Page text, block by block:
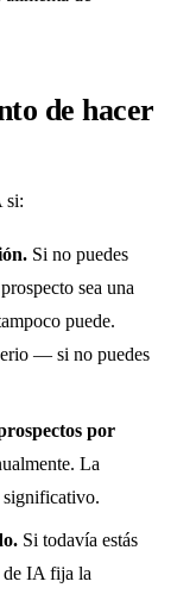
de hacer
si:
Si no puedes
sea una
puede.
— si no puedes
por
La
significativo.
Si todavía estás
de IA fija la